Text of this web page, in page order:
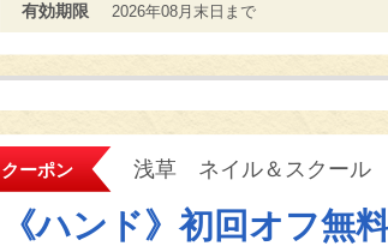
有効期限 2026年08月末日まで
クーポン 浅草 ネイル＆スクール
《ハンド》初回オフ無